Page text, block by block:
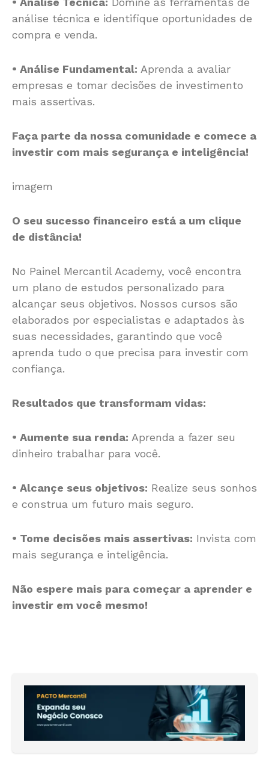
análise técnica e identifique oportunidades de
compra e venda.
• Análise Fundamental: Aprenda a avaliar
empresas e tomar decisões de investimento
mais assertivas.
Faça parte da nossa comunidade e comece a
investir com mais segurança e inteligência!
imagem
O seu sucesso financeiro está a um clique
de distância!
No Painel Mercantil Academy, você encontra
um plano de estudos personalizado para
alcançar seus objetivos. Nossos cursos são
elaborados por especialistas e adaptados às
suas necessidades, garantindo que você
aprenda tudo o que precisa para investir com
confiança.
Resultados que transformam vidas:
• Aumente sua renda: Aprenda a fazer seu
dinheiro trabalhar para você.
• Alcançe seus objetivos: Realize seus sonhos
e construa um futuro mais seguro.
• Tome decisões mais assertivas: Invista com
mais segurança e inteligência.
Não espere mais para começar a aprender e
investir em você mesmo!